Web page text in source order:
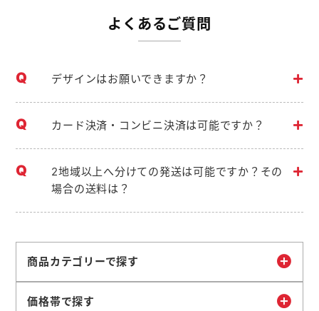
よくあるご質問
デザインはお願いできますか？
カード決済・コンビニ決済は可能ですか？
2地域以上へ分けての発送は可能ですか？その
場合の送料は？
商品カテゴリーで探す
価格帯で探す